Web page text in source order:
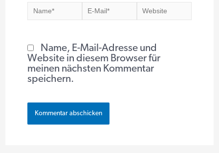
Name*
E-
Mail*
Website
Name, E-Mail-Adresse und
Website in diesem Browser für
meinen nächsten Kommentar
speichern.